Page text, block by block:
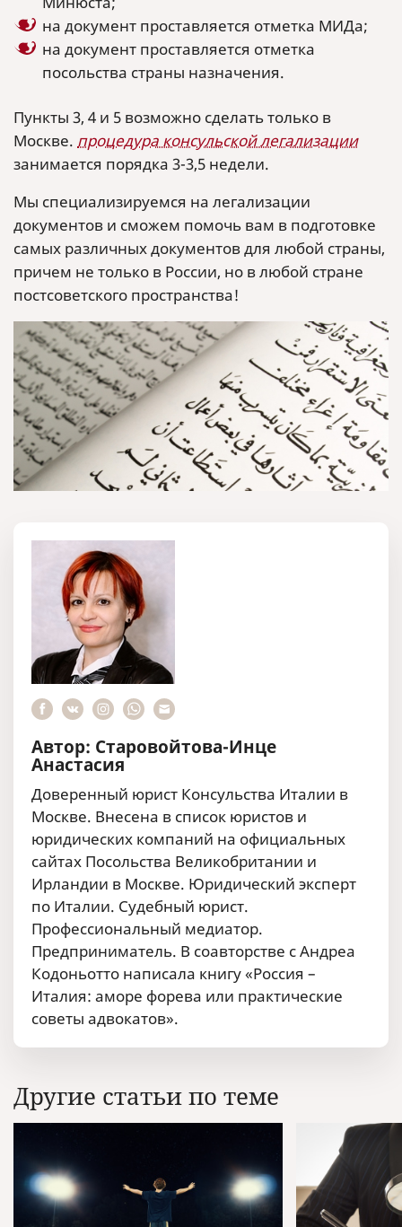
на документ проставляется отметка МИДа;
на документ проставляется отметка
посольства страны назначения.
Пункты 3, 4 и 5 возможно сделать только в
Москве. процедура консульской легализации
занимается порядка 3-3,5 недели.
Мы специализируемся на легализации
документов и сможем помочь вам в подготовке
самых различных документов для любой страны,
причем не только в России, но в любой стране
постсоветского пространства!
Автор: Старовойтова-Инце
Анастасия
Доверенный юрист Консульства Италии в
Москве. Внесена в список юристов и
юридических компаний на официальных
сайтах Посольства Великобритании и
Ирландии в Москве. Юридический эксперт
по Италии. Судебный юрист.
Профессиональный медиатор.
Предприниматель. В соавторстве с Андреа
Кодоньотто написала книгу «Россия –
Италия: аморе форева или практические
советы адвокатов».
Другие статьи по теме